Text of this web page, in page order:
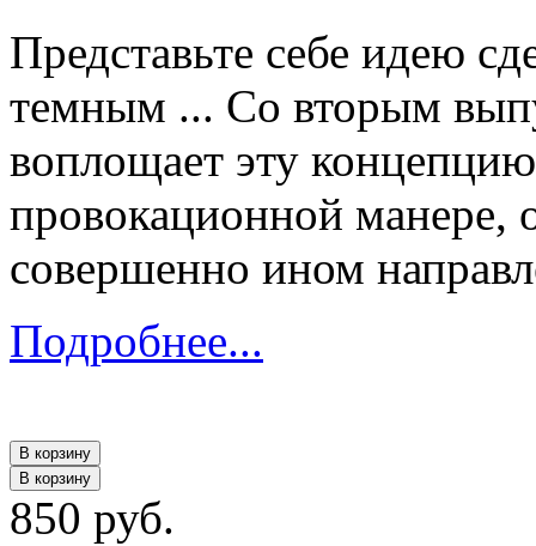
Представьте себе идею
темным ... Со вторым
воплощает эту
провокационной манере,
совершенно ином
Подробнее...
В корзину
В корзину
850 руб.